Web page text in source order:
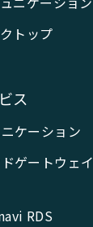
トップ
ス
ケーション
ゲートウェイ
RDS